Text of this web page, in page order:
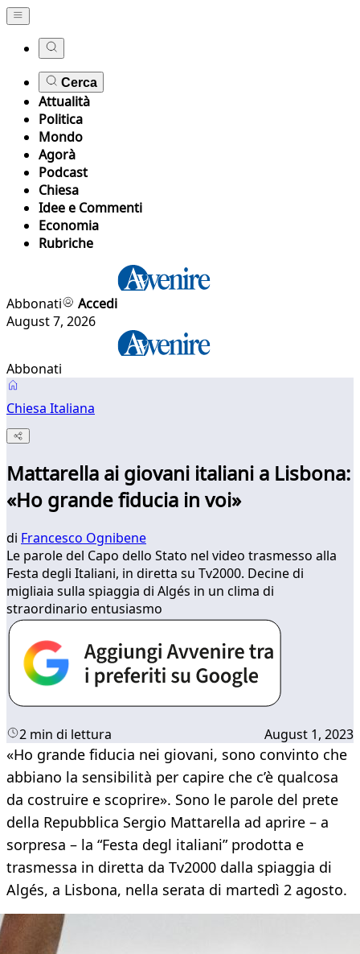
Cerca
Attualità
Politica
Mondo
Agorà
Podcast
Chiesa
Idee e Commenti
Economia
Rubriche
Abbonati
Accedi
August 7, 2026
Abbonati
Chiesa Italiana
Mattarella ai giovani italiani a Lisbona:
«Ho grande fiducia in voi»
di Francesco Ognibene
Le parole del Capo dello Stato nel video trasmesso alla
Festa degli Italiani, in diretta su Tv2000. Decine di
migliaia sulla spiaggia di Algés in un clima di
straordinario entusiasmo
2 min di lettura August 1, 2023
«Ho grande fiducia nei giovani, sono convinto che
abbiano la sensibilità per capire che c’è qualcosa
da costruire e scoprire». Sono le parole del prete
della Repubblica Sergio Mattarella ad aprire – a
sorpresa – la “Festa degl italiani” prodotta e
trasmessa in diretta da Tv2000 dalla spiaggia di
Algés, a Lisbona, nella serata di martedì 2 agosto.